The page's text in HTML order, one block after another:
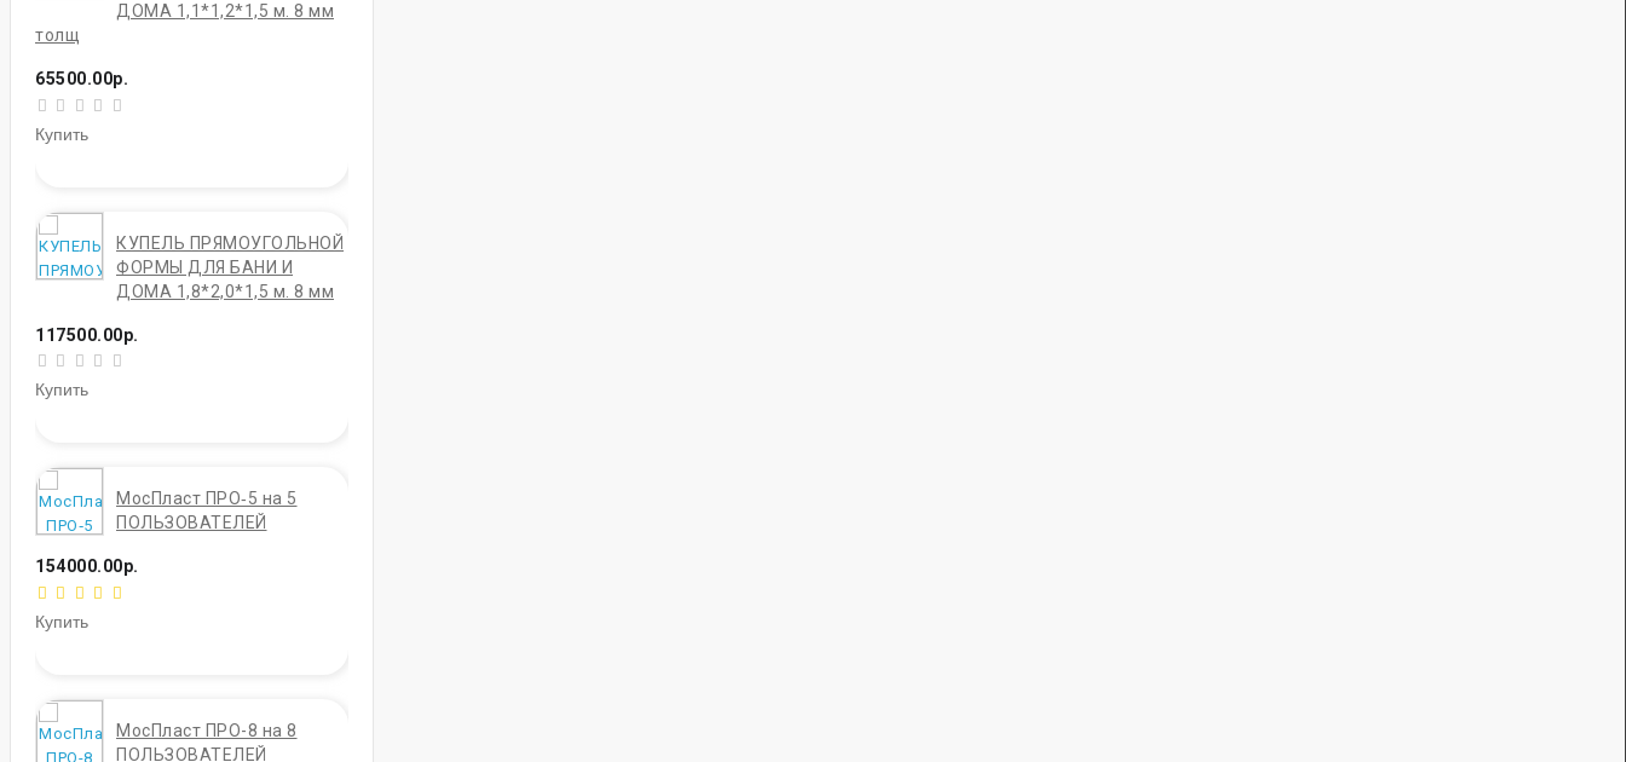
ДОМА 1,1*1,2*1,5 м. 8 мм
толщ
65500.00р.
Купить
КУПЕЛЬ ПРЯМОУГОЛЬНОЙ
ФОРМЫ ДЛЯ БАНИ И
ДОМА 1,8*2,0*1,5 м. 8 мм
117500.00р.
Купить
МосПласт ПРО‑5 на 5
ПОЛЬЗОВАТЕЛЕЙ
154000.00р.
Купить
МосПласт ПРО-8 на 8
ПОЛЬЗОВАТЕЛЕЙ